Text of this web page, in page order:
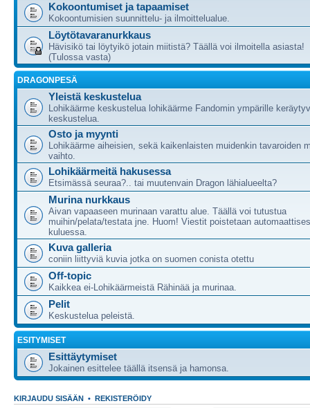
Kokoontumiset ja tapaamiset
Kokoontumisien suunnittelu- ja ilmoittelualue.
Löytötavaranurkkaus
Hävisikö tai löytyikö jotain miitistä? Täällä voi ilmoitella asiasta!
(Tulossa vasta)
DRAGONPESÄ
Yleistä keskustelua
Lohikäärme keskustelua lohikäärme Fandomin ympärille
keskustelua.
Osto ja myynti
Lohikäärme aiheisien, sekä kaikenlaisten muidenkin tavaroiden
vaihto.
Lohikäärmeitä hakusessa
Etsimässä seuraa?.. tai muutenvain Dragon lähialueelta?
Murina nurkkaus
Aivan vapaaseen murinaan varattu alue. Täällä voi tutustua
muihin/pelata/testata jne. Huom! Viestit poistetaan
kuluessa.
Kuva galleria
coniin liittyviä kuvia jotka on suomen conista otettu
Off-topic
Kaikkea ei-Lohikäärmeistä Rähinää ja murinaa.
Pelit
Keskustelua peleistä.
ESITYMISET
Esittäytymiset
Jokainen esittelee täällä itsensä ja hamonsa.
KIRJAUDU SISÄÄN • REKISTERÖIDY